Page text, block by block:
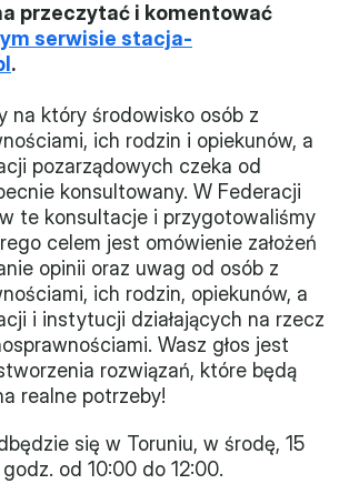
lat
Prawa
przeczytać i komentować
serwisie stacja-
.
na który środowisko osób z
ich rodzin i opiekunów, a
pozarządowych czeka od
konsultowany. W Federacji
te konsultacje i przygotowaliśmy
celem jest omówienie założeń
opinii oraz uwag od osób z
ich rodzin, opiekunów, a
i instytucji działających na rzecz
Wasz głos jest
rozwiązań, które będą
realne potrzeby!
się w Toruniu, w środę, 15
od 10:00 do 12:00.